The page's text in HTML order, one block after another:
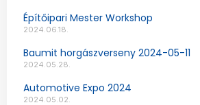
Építőipari Mester Workshop
2024.06.18.
Baumit horgászverseny 2024-05-11
2024.05.28.
Automotive Expo 2024
2024.05.02.